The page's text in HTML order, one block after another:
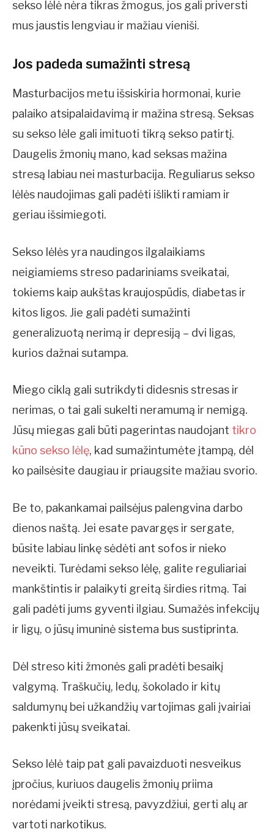
sekso lėlė nėra tikras žmogus, jos gali priversti
mus jaustis lengviau ir mažiau vieniši.
Jos padeda sumažinti stresą
Masturbacijos metu išsiskiria hormonai, kurie
palaiko atsipalaidavimą ir mažina stresą. Seksas
su sekso lėle gali imituoti tikrą sekso patirtį.
Daugelis žmonių mano, kad seksas mažina
stresą labiau nei masturbacija. Reguliarus sekso
lėlės naudojimas gali padėti išlikti ramiam ir
geriau išsimiegoti.
Sekso lėlės yra naudingos ilgalaikiams
neigiamiems streso padariniams sveikatai,
tokiems kaip aukštas kraujospūdis, diabetas ir
kitos ligos. Jie gali padėti sumažinti
generalizuotą nerimą ir depresiją – dvi ligas,
kurios dažnai sutampa.
Miego ciklą gali sutrikdyti didesnis stresas ir
nerimas, o tai gali sukelti neramumą ir nemigą.
Jūsų miegas gali būti pagerintas naudojant tikro
kūno sekso lėlę, kad sumažintumėte įtampą, dėl
ko pailsėsite daugiau ir priaugsite mažiau svorio.
Be to, pakankamai pailsėjus palengvina darbo
dienos naštą. Jei esate pavargęs ir sergate,
būsite labiau linkę sėdėti ant sofos ir nieko
neveikti. Turėdami sekso lėlę, galite reguliariai
mankštintis ir palaikyti greitą širdies ritmą. Tai
gali padėti jums gyventi ilgiau. Sumažės infekcijų
ir ligų, o jūsų imuninė sistema bus sustiprinta.
Dėl streso kiti žmonės gali pradėti besaikį
valgymą. Traškučių, ledų, šokolado ir kitų
saldumynų bei užkandžių vartojimas gali įvairiai
pakenkti jūsų sveikatai.
Sekso lėlė taip pat gali pavaizduoti nesveikus
įpročius, kuriuos daugelis žmonių priima
norėdami įveikti stresą, pavyzdžiui, gerti alų ar
vartoti narkotikus.